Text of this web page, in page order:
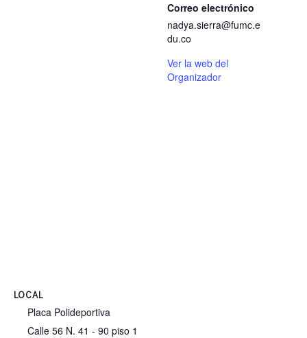
Correo electrónico
nadya.sierra@fumc.e
du.co
Ver la web del
Organizador
LOCAL
Placa Polideportiva
Calle 56 N. 41 - 90 piso 1